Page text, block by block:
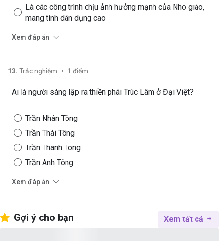
Là các công trình chịu ảnh hưởng mạnh của Nho giáo,
mang tính dân dụng cao
Xem đáp án
13. Trắc nghiệm • 1 điểm
Ai là người sáng lập ra thiền phái Trúc Lâm ở Đại Việt?
Trần Nhân Tông
Trần Thái Tông
Trần Thánh Tông
Trần Anh Tông
Xem đáp án
Gợi ý cho bạn Xem tất cả